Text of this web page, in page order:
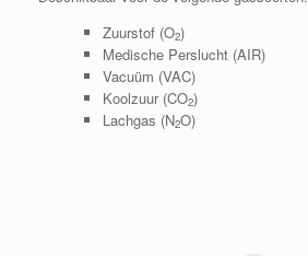
Zuurstof (O2)
Medische Perslucht (AIR)
Vacuüm (VAC)
Koolzuur (CO2)
Lachgas (N2O)